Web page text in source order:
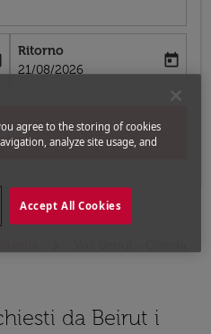
label
Ritorno
fc-booking-return-date-aria-label
21/08/2026
today
da Beirut i
agree to the storing of cookies
analyze site usage, and
Accept All Cookies